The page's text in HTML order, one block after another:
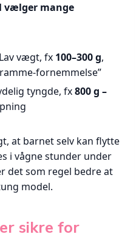
vælger mange
Lav vægt, fx 100–300 g,
fornemmelse”
tyngde, fx800 g –
at barnet selv kan flytte
i vågne stunder under
det som regel bedre at
model.
sikre for